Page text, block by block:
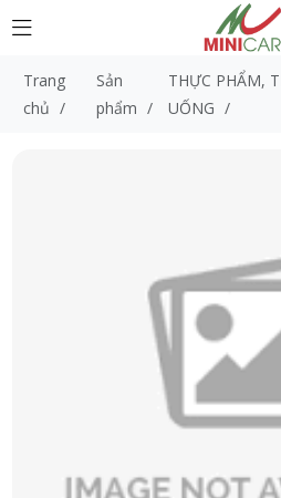
Trang
chủ /
Sản
phẩm /
THỰC PHẨM,
UỐNG /